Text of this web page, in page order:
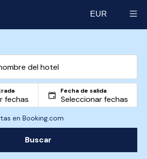
EUR
Fecha de salida
en Booking.com
Buscar